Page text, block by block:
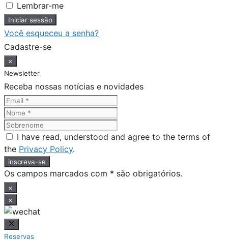
Lembrar-me
Você esqueceu a senha?
Cadastre-se
×
Newsletter
Receba nossas notícias e novidades
I have read, understood and agree to the terms of
the Privacy Policy.
Os campos marcados com * são obrigatórios.
×
×
Fechar
Reservas